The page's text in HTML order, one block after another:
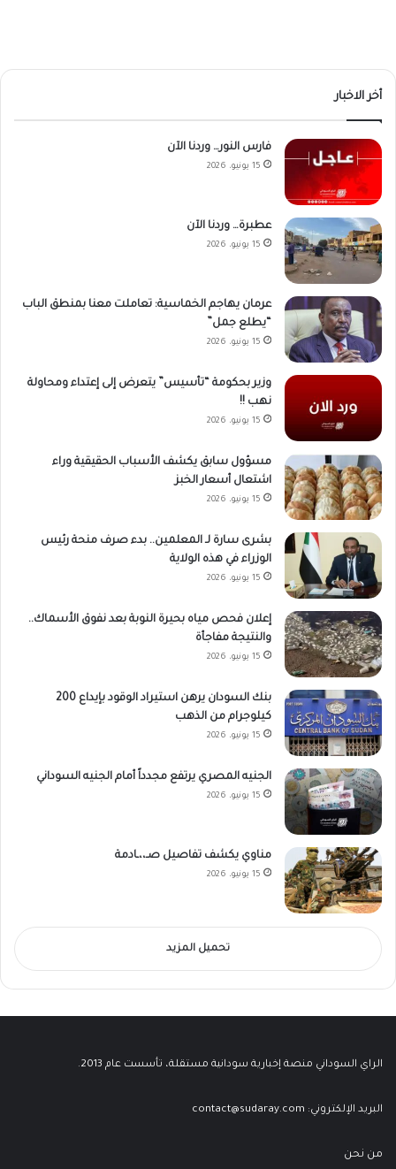
أخر الاخبار
فارس النور… وردنا الآن
15 يونيو، 2026
عطبرة… وردنا الآن
15 يونيو، 2026
عرمان يهاجم الخماسية: تعاملت معنا بمنطق الباب
“يطلع جمل”
15 يونيو، 2026
وزير بحكومة “تأسيس” يتعرض إلى إعتداء ومحاولة
نهب !!
15 يونيو، 2026
مسؤول سابق يكشف الأسباب الحقيقية وراء
اشتعال أسعار الخبز
15 يونيو، 2026
بشرى سارة لـ المعلمين.. بدء صرف منحة رئيس
الوزراء في هذه الولاية
15 يونيو، 2026
إعلان فحص مياه بحيرة النوبة بعد نفوق الأسماك..
والنتيجة مفاجأة
15 يونيو، 2026
بنك السودان يرهن استيراد الوقود بإيداع 200
كيلوجرام من الذهب
15 يونيو، 2026
الجنيه المصري يرتفع مجدداً أمام الجنيه السوداني
15 يونيو، 2026
مناوي يكشف تفاصيل صـ،،ـادمة
15 يونيو، 2026
تحميل المزيد
الراي السوداني منصة إخبارية سودانية مستقلة، تأسست عام 2013.
البريد الإلكتروني: contact@sudaray.com
من نحن